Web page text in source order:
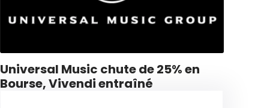
Universal Music chute de 25% en
Bourse, Vivendi entraîné